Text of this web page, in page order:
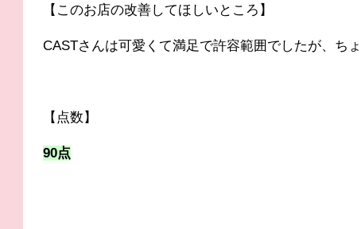
【このお店の改善してほしいところ】
CASTさんは可愛くて満足で許容範囲でしたが、ち
【点数】
90点